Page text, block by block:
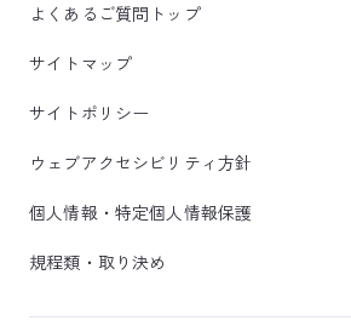
よくあるご質問トップ
サイトマップ
サイトポリシー
ウェブアクセシビリティ方針
個人情報・特定個人情報保護
規程類・取り決め